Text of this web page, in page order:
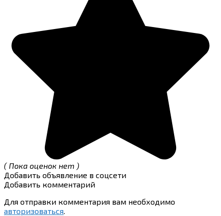
( Пока оценок нет )
Добавить объявление в соцсети
Добавить комментарий
Для отправки комментария вам необходимо
авторизоваться.